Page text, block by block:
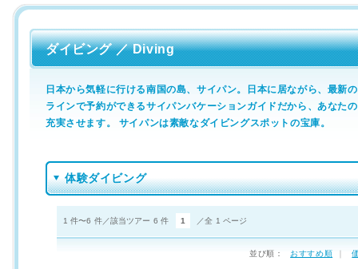
ダイビング ／ Diving
日本から気軽に行ける南国の島、サイパン。日本に居ながら、最新
ラインで予約ができるサイパンバケーションガイドだから、あなた
充実させます。 サイパンは素敵なダイビングスポットの宝庫。
体験ダイビング
1 件〜6 件／該当ツアー 6 件 1 ／全 1 ページ
並び順： おすすめ順